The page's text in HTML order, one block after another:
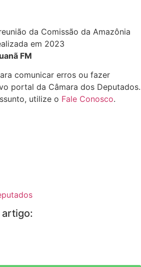
FM
comunicar erros ou fazer
portal da Câmara dos Deputados.
utilize o Fale Conosco.